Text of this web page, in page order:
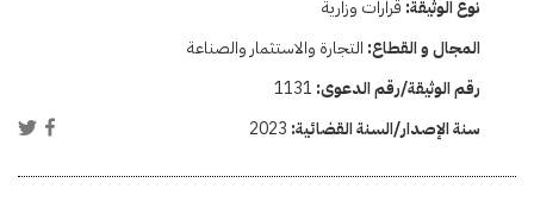
نوع الوثيقة: قرارات وزارية
المجال و القطاع: التجارة والاستثمار والصناعة
رقم الوثيقة/رقم الدعوى: 1131
سنة الإصدار/السنة القضائية: 2023